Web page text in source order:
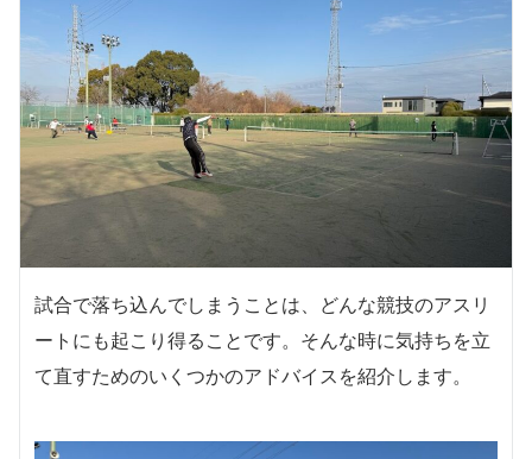
試合で落ち込んでしまうことは、どんな競技のアスリ
ートにも起こり得ることです。そんな時に気持ちを立
て直すためのいくつかのアドバイスを紹介します。